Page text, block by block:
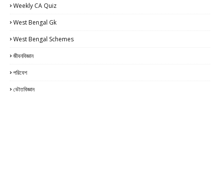
Weekly CA Quiz
West Bengal Gk
West Bengal Schemes
জীবনবিজ্ঞান
পরিবেশ
ভৌতবিজ্ঞান